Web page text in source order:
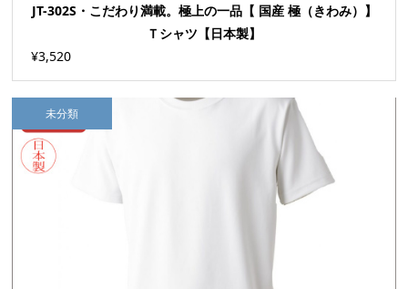
JT-302S・こだわり満載。極上の一品【 国産 極（きわみ）】
Ｔシャツ【日本製】
¥3,520
未分類